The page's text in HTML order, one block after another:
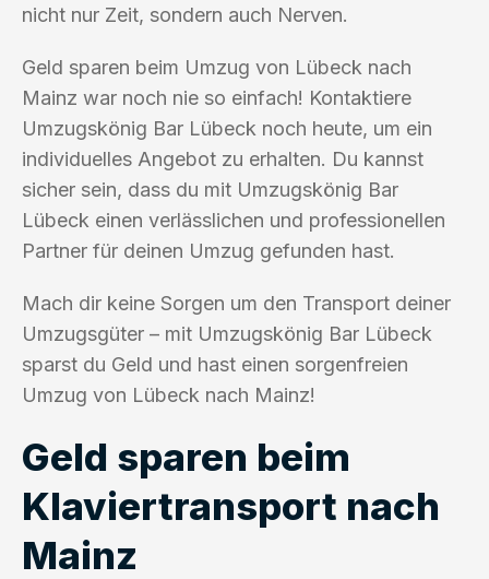
nicht nur Zeit, sondern auch Nerven.
Geld sparen beim Umzug von Lübeck nach
Mainz war noch nie so einfach! Kontaktiere
Umzugskönig Bar Lübeck noch heute, um ein
individuelles Angebot zu erhalten. Du kannst
sicher sein, dass du mit Umzugskönig Bar
Lübeck einen verlässlichen und professionellen
Partner für deinen Umzug gefunden hast.
Mach dir keine Sorgen um den Transport deiner
Umzugsgüter – mit Umzugskönig Bar Lübeck
sparst du Geld und hast einen sorgenfreien
Umzug von Lübeck nach Mainz!
Geld sparen beim
Klaviertransport nach
Mainz